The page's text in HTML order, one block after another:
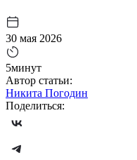
30 мая 2026
5минут
Автор статьи:
Никита Погодин
Поделиться: